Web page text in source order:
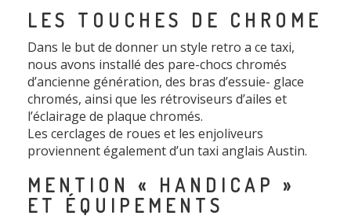
LES TOUCHES DE CHROME
Dans le but de donner un style retro a ce taxi,
nous avons installé des pare-chocs chromés
d’ancienne génération, des bras d’essuie- glace
chromés, ainsi que les rétroviseurs d’ailes et
l’éclairage de plaque chromés.
Les cerclages de roues et les enjoliveurs
proviennent également d’un taxi anglais Austin.
MENTION « HANDICAP »
ET ÉQUIPEMENTS